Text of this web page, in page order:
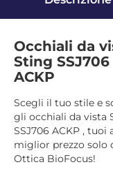
Occhiali da
Sting SSJ706
ACKP
Scegli il tuo stile e
gli occhiali da vista
SSJ706 ACKP , tuoi
miglior prezzo solo
Ottica BioFocus!